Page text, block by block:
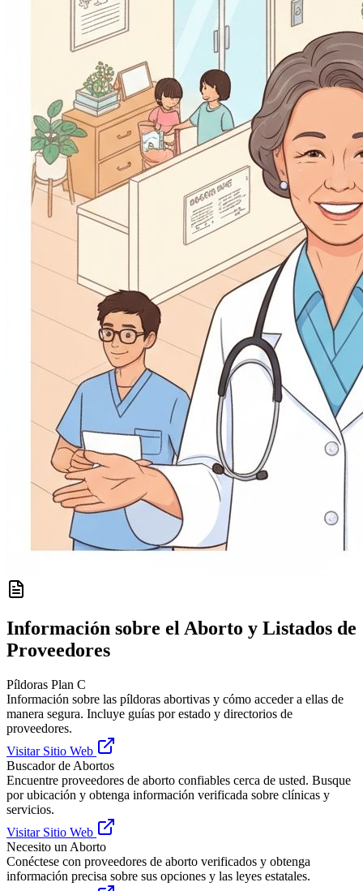
Información sobre el Aborto y Listados de
Proveedores
Píldoras Plan C
Información sobre las píldoras abortivas y cómo acceder a ellas de
manera segura. Incluye guías por estado y directorios de
proveedores.
Visitar Sitio Web
Buscador de Abortos
Encuentre proveedores de aborto confiables cerca de usted. Busque
por ubicación y obtenga información verificada sobre clínicas y
servicios.
Visitar Sitio Web
Necesito un Aborto
Conéctese con proveedores de aborto verificados y obtenga
información precisa sobre sus opciones y las leyes estatales.